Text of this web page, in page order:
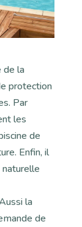
de la
protection
Par
les
de
Enfin, il
naturelle
la
de